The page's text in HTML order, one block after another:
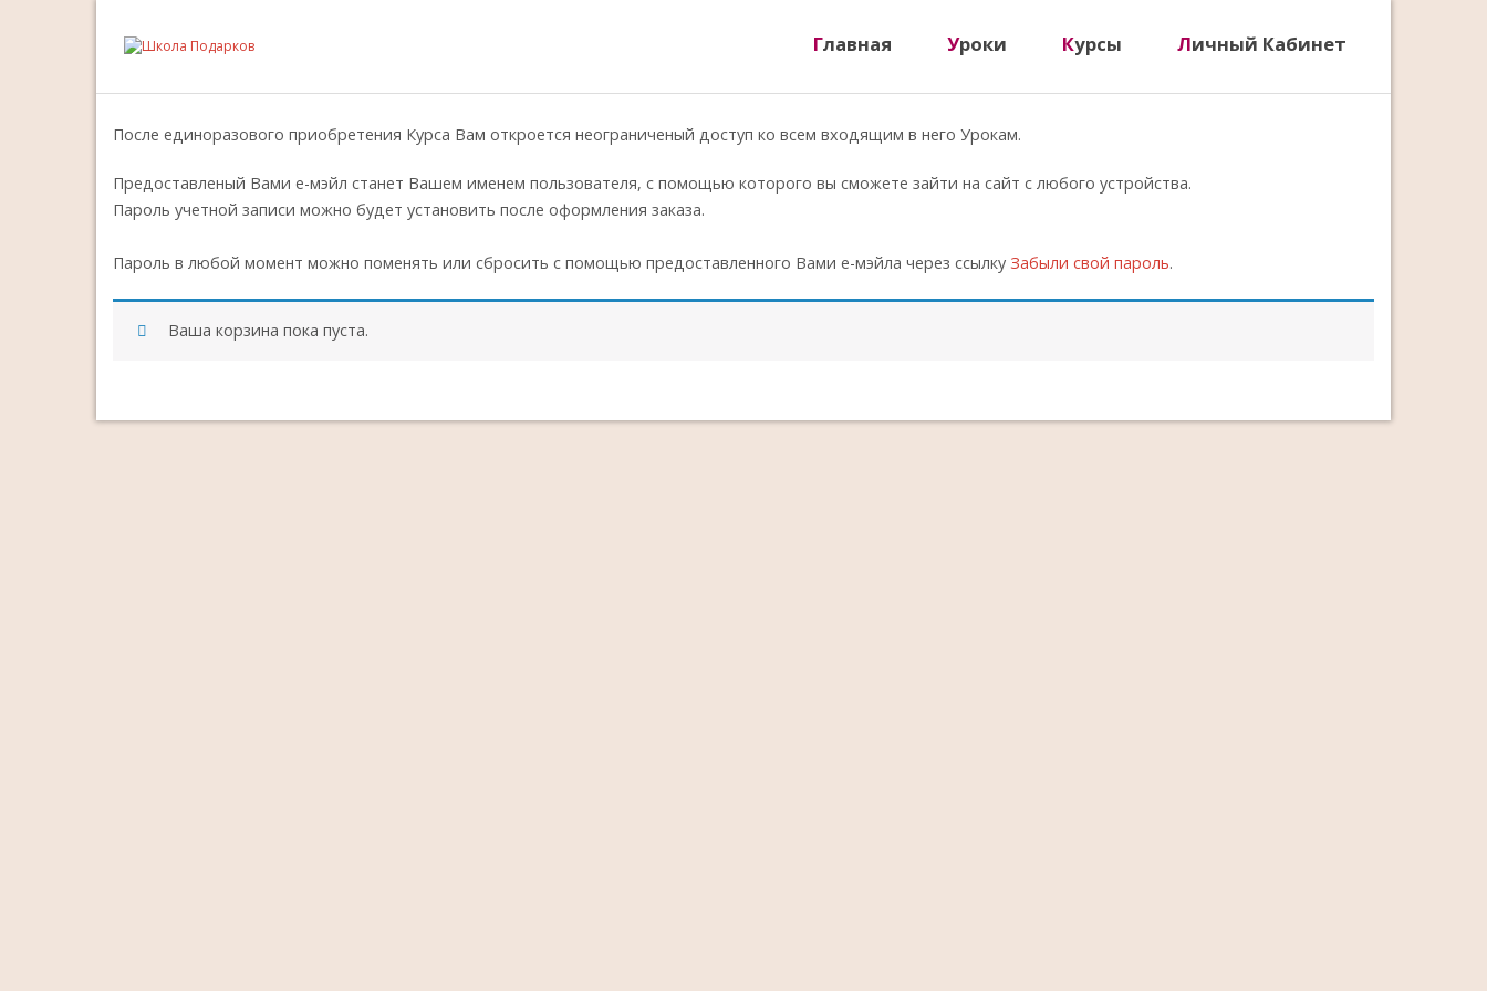
Главная Уроки Курсы Личный Кабинет
После единоразового приобретения Курса Вам откроется неограниченый доступ ко всем входящим в него Урокам.
Предоставленый Вами е-мэйл станет Вашем именем пользователя, с помощью которого вы сможете зайти на сайт с любого устройства.
Пароль учетной записи можно будет установить после оформления заказа.
Пароль в любой момент можно поменять или сбросить с помощью предоставленного Вами е-мэйла через ссылку Забыли свой пароль.
Ваша корзина пока пуста.